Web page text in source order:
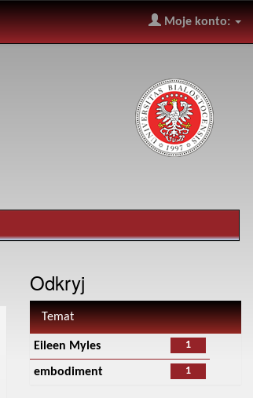
Moje konto:
Odkryj
Temat
1
Eileen Myles
1
embodiment